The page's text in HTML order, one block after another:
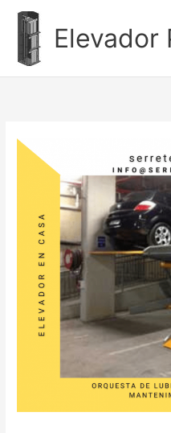
contenido
Elevador